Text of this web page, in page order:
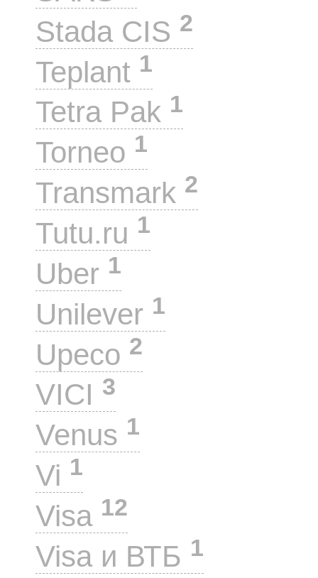
Stada CIS 2
Teplant 1
Tetra Pak 1
Torneo 1
Transmark 2
Tutu.ru 1
Uber 1
Unilever 1
Upeco 2
VICI 3
Venus 1
Vi 1
Visa 12
Visa и ВТБ 1